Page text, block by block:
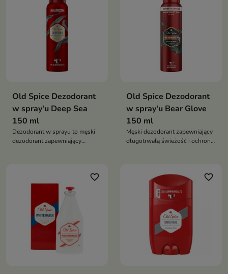
pewność siebie przez cały dzień
Old Spice Dezodorant
w spray'u Deep Sea
150 ml
Dezodorant w sprayu to męski
dezodorant zapewniający
dodaje energii i pewności siebie
Old Spice Dezodorant
w spray'u Bear Glove
150 ml
Męski dezodorant zapewniający
długotrwałą świeżość i ochronę
favorite_border favorite_border